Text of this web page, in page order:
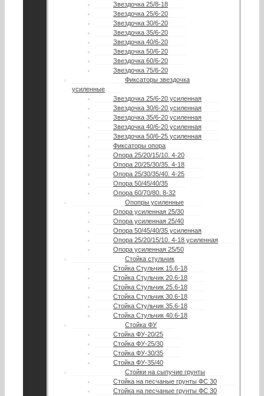
Звездочка 25/8-18
Звездочка 25/6-20
Звездочка 30/6-20
Звездочка 35/6-20
Звездочка 40/6-20
Звездочка 50/6-20
Звездочка 60/6-20
Звездочка 75/6-20
Фиксаторы звездочка
усиленные
Звездочка 25/6-20 усиленная
Звездочка 30/6-20 усиленная
Звездочка 35/6-20 усиленная
Звездочка 40/6-20 усиленная
Звездочка 50/6-25 усиленная
Фиксаторы опора
Опора 25/20/15/10. 4-20
Опора 20/25/30/35. 4-18
Опора 25/30/35/40. 4-25
Опора 50/45/40/35
Опора 60/70/80. 8-32
Опопры усиленные
Опора усиленная 25/30
Опора усиленная 25/40
Опора 50/45/40/35 усиленная
Опора 25/20/15/10. 4-18 усиленная
Опора усиленная 25/50
Стойка стульчик
Стойка Стульчик 15.6-18
Стойка Стульчик 20.6-18
Стойка Стульчик 25.6-18
Стойка Стульчик 30.6-18
Стойка Стульчик 35.6-18
Стойка Стульчик 40.6-18
Стойка ФУ
Стойка ФУ-20/25
Стойка ФУ-25/30
Стойка ФУ-30/35
Стойка ФУ-35/40
Стойки на сыпучие грунты
Стойка на песчаные грунты ФС 30
Стойка на песчаные грунты ФС 30